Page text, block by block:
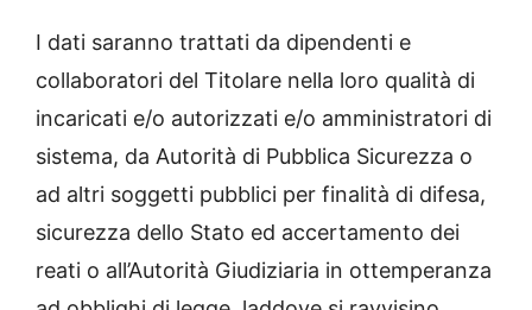
I dati saranno trattati da dipendenti e
collaboratori del Titolare nella loro qualità di
incaricati e/o autorizzati e/o amministratori di
sistema, da Autorità di Pubblica Sicurezza o
ad altri soggetti pubblici per finalità di difesa,
sicurezza dello Stato ed accertamento dei
reati o all’Autorità Giudiziaria in ottemperanza